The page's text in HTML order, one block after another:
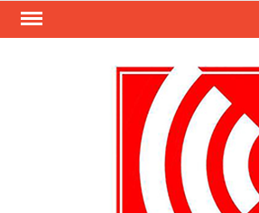
Skip